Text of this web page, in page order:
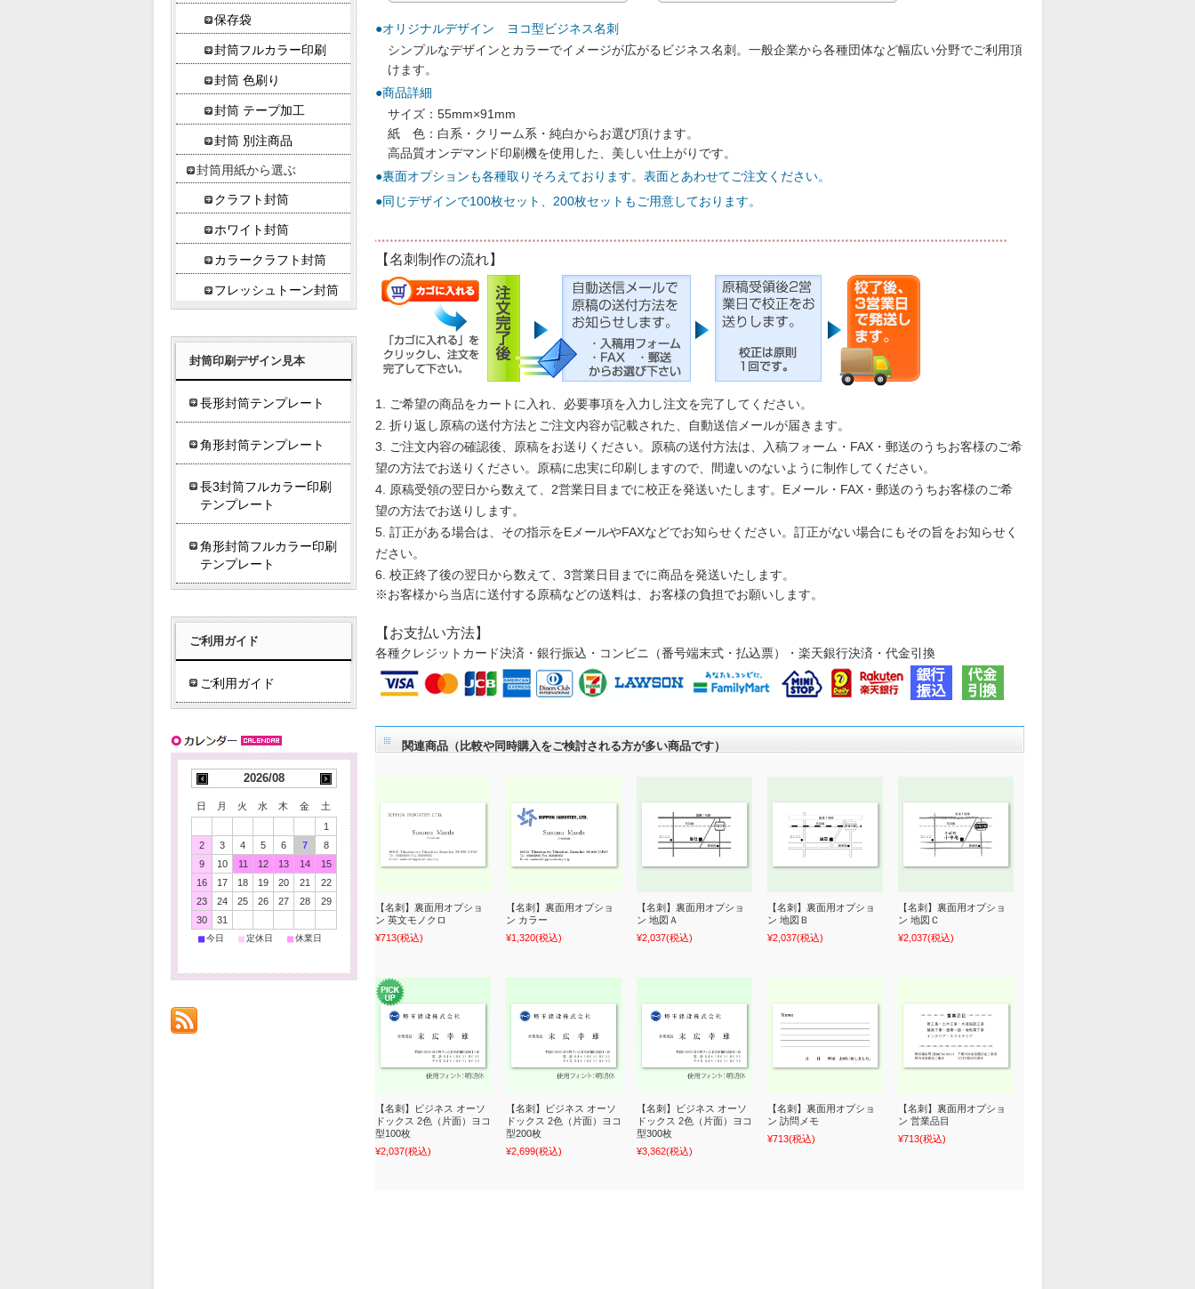
●オリジナルデザイン ヨコ型ビジネス名刺
シンプルなデザインとカラーでイメージが広がるビジネス名刺。一般企業から各種団体など幅広い分野でご利用頂
けます。
●商品詳細
サイズ：55mm×91mm
紙 色：白系・クリーム系・純白からお選び頂けます。
高品質オンデマンド印刷機を使用した、美しい仕上がりです。
●裏面オプションも各種取りそろえております。表面とあわせてご注文ください。
●同じデザインで100枚セット、200枚セットもご用意しております。
【名刺制作の流れ】
ご希望の商品をカートに入れ、必要事項を入力し注文を完了してください。
折り返し原稿の送付方法とご注文内容が記載された、自動送信メールが届きます。
ご注文内容の確認後、原稿をお送りください。原稿の送付方法は、入稿フォーム・FAX・郵送のうちお客様のご希
望の方法でお送りください。原稿に忠実に印刷しますので、間違いのないように制作してください。
原稿受領の翌日から数えて、2営業日目までに校正を発送いたします。Eメール・FAX・郵送のうちお客様のご希
望の方法でお送りします。
訂正がある場合は、その指示をEメールやFAXなどでお知らせください。訂正がない場合にもその旨をお知らせく
ださい。
校正終了後の翌日から数えて、3営業日目までに商品を発送いたします。
※お客様から当店に送付する原稿などの送料は、お客様の負担でお願いします。
【お支払い方法】
各種クレジットカード決済・銀行振込・コンビニ（番号端末式・払込票）・楽天銀行決済・代金引換
関連商品（比較や同時購入をご検討される方が多い商品です）
【名刺】裏面用オプショ
ン 英文モノクロ
¥713(税込)
【名刺】裏面用オプショ
ン カラー
¥1,320(税込)
【名刺】裏面用オプショ
ン 地図Ａ
¥2,037(税込)
【名刺】裏面用オプショ
ン 地図Ｂ
¥2,037(税込)
【名刺】裏面用オプショ
ン 地図Ｃ
¥2,037(税込)
【名刺】ビジネス オーソ
ドックス 2色（片面）ヨコ
型100枚
¥2,037(税込)
【名刺】ビジネス オーソ
ドックス 2色（片面）ヨコ
型200枚
¥2,699(税込)
【名刺】ビジネス オーソ
ドックス 2色（片面）ヨコ
型300枚
¥3,362(税込)
【名刺】裏面用オプショ
ン 訪問メモ
¥713(税込)
【名刺】裏面用オプショ
ン 営業品目
¥713(税込)
保存袋
封筒フルカラー印刷
封筒 色刷り
封筒 テープ加工
封筒 別注商品
封筒用紙から選ぶ
クラフト封筒
ホワイト封筒
カラークラフト封筒
フレッシュトーン封筒
封筒印刷デザイン見本
長形封筒テンプレート
角形封筒テンプレート
長3封筒フルカラー印刷
テンプレート
角形封筒フルカラー印刷
テンプレート
ご利用ガイド
ご利用ガイド
2026/08
日 月 火 水 木 金
土
1
2
3 4 5 6 7
8
9
10 11 12 13 14
15
16
17 18 19 20 21
22
23
24 25 26 27 28
29
30
31
■ 今日 ■ 定休日 ■ 休業日